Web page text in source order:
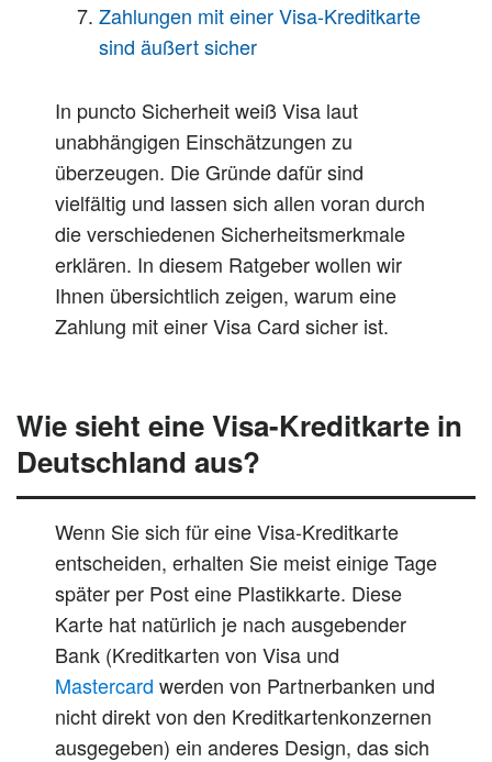
Zahlungen mit einer Visa-Kreditkarte
sind äußert sicher
In puncto Sicherheit weiß Visa laut
unabhängigen Einschätzungen zu
überzeugen. Die Gründe dafür sind
vielfältig und lassen sich allen voran durch
die verschiedenen Sicherheitsmerkmale
erklären. In diesem Ratgeber wollen wir
Ihnen übersichtlich zeigen, warum eine
Zahlung mit einer Visa Card sicher ist.
Wie sieht eine Visa-Kreditkarte in
Deutschland aus?
Wenn Sie sich für eine Visa-Kreditkarte
entscheiden, erhalten Sie meist einige Tage
später per Post eine Plastikkarte. Diese
Karte hat natürlich je nach ausgebender
Bank (Kreditkarten von Visa und
Mastercard werden von Partnerbanken und
nicht direkt von den Kreditkartenkonzernen
ausgegeben) ein anderes Design, das sich